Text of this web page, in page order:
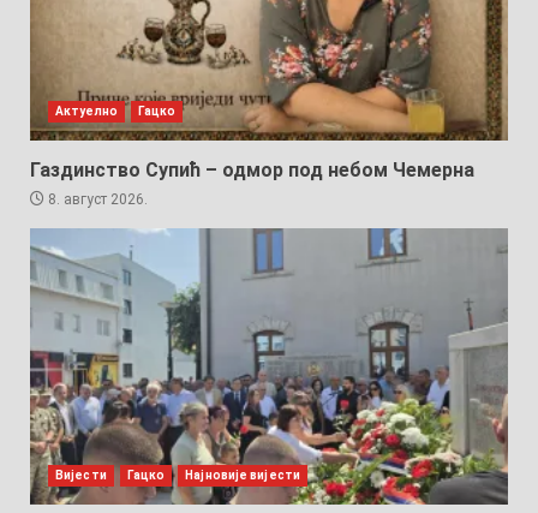
Актуелно Гацко
Газдинство Супић – одмор под небом Чемерна
8. август 2026.
Вијести Гацко Најновије вијести